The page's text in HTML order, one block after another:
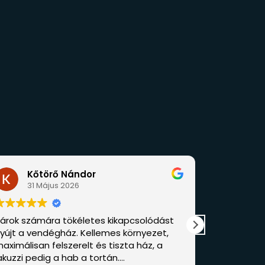
kikapcsolódást
környezet,
és tiszta ház, a
tortán.
Gabriella Csányi
Szuper volt a hely, nagyon jó
magunkat! A szállás tiszta és
volt. Nagyon segítőkész volt